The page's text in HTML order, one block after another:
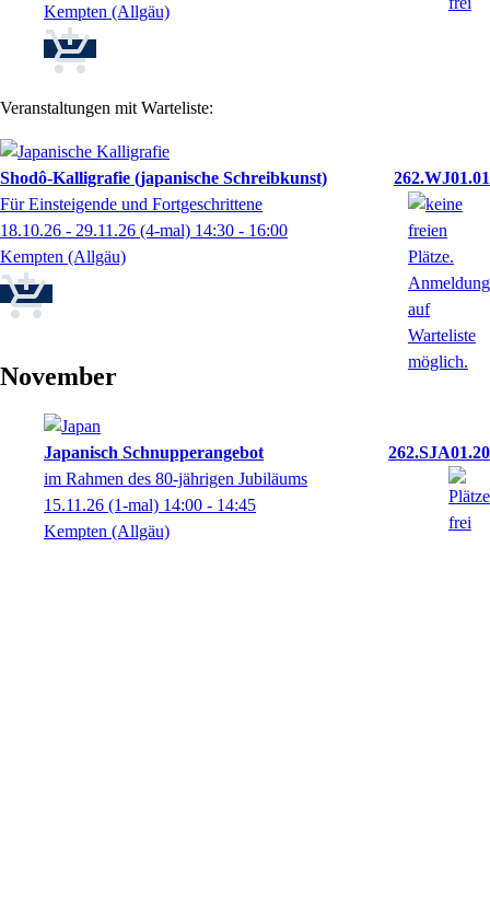
Kempten (Allgäu)
Veranstaltungen mit Warteliste:
Shodô-Kalligrafie (japanische Schreibkunst)
262.WJ01.01
Für Einsteigende und Fortgeschrittene
18.10.26 - 29.11.26 (4-mal) 14:30 - 16:00
Kempten (Allgäu)
November
Japanisch Schnupperangebot
262.SJA01.20
im Rahmen des 80-jährigen Jubiläums
15.11.26 (1-mal) 14:00 - 14:45
Kempten (Allgäu)